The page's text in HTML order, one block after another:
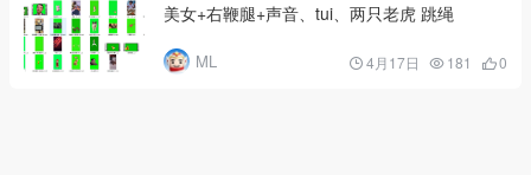
美女+右鞭腿+声音、tui、两只老虎 跳绳
ML 4月17日 181 0